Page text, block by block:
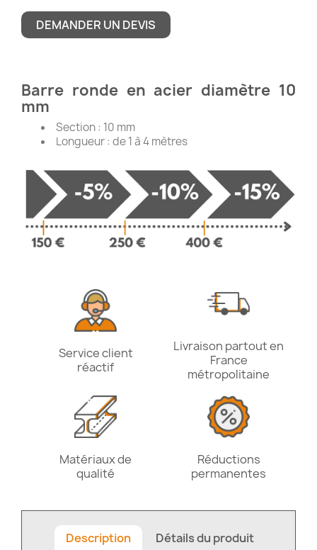
DEMANDER UN DEVIS
Barre ronde en acier diamètre 10
mm
Section : 10 mm
Longueur : de 1 à 4 mètres
Service client
réactif
Livraison partout en
France
métropolitaine
Matériaux de
qualité
Réductions
permanentes
Description Détails du produit